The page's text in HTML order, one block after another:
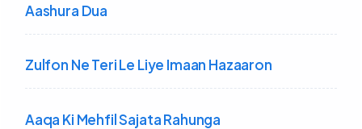
Aashura Dua
Zulfon Ne Teri Le Liye Imaan Hazaaron
Aaqa Ki Mehfil Sajata Rahunga